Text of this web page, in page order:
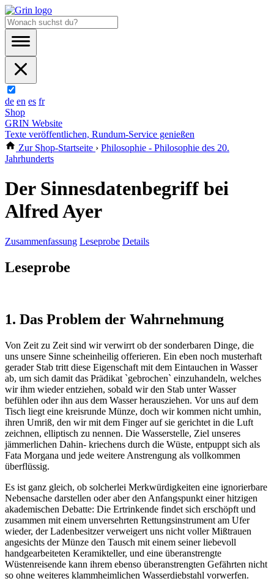
de en es fr
Shop
GRIN Website
Texte veröffentlichen, Rundum-Service genießen
Zur Shop-Startseite › Philosophie - Philosophie des 20.
Jahrhunderts
Der Sinnesdatenbegriff bei
Alfred Ayer
Zusammenfassung Leseprobe Details
Leseprobe
1. Das Problem der Wahrnehmung
Von Zeit zu Zeit sind wir verwirrt ob der sonderbaren Dinge, die
uns unsere Sinne scheinheilig offerieren. Ein eben noch musterhaft
gerader Stab tritt diese Eigenschaft mit dem Eintauchen in Wasser
ab, um sich damit das Prädikat `gebrochen` einzuhandeln, welches
wir ihm wieder entziehen, sobald wir den Stab unter Wasser
befühlen oder ihn aus dem Wasser herausziehen. Vor uns auf dem
Tisch liegt eine kreisrunde Münze, doch wir kommen nicht umhin,
ihren Umriß, den wir mit dem Finger auf sie gerichtet in die Luft
zeichnen, elliptisch zu nennen. Die Wasserstelle, Ziel unseres
jämmerlichen Dahin- kriechens durch die Wüste, entpuppt sich als
Fata Morgana und jede weitere Anstrengung als vollkommen
überflüssig.
Es ist ganz gleich, ob solcherlei Merkwürdigkeiten eine ignorierbare
Nebensache darstellen oder aber den Anfangspunkt einer hitzigen
akademischen Debatte: Die Ertrinkende findet sich erschöpft und
zusammen mit einem unversehrten Rettungsinstrument am Ufer
wieder, der Ladenbesitzer verweigert uns nicht voller Mißtrauen
angesichts der Münze den Tausch mit einem seiner liebevoll
handgearbeiteten Keramikteller, und eine überanstrengte
Wüstenreisende kann ihrem ebenso überanstrengten Gefährten nicht
so ohne weiteres klammheimlichen Wasserdiebstahl vorwerfen.